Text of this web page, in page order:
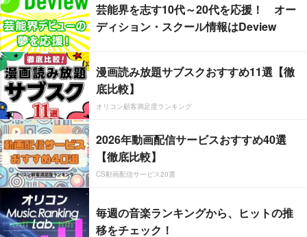
芸能界を志す10代～20代を応援！ オー
ディション・スクール情報はDeview
漫画読み放題サブスクおすすめ11選【徹
底比較】
オリコン顧客満足度ランキング
2026年動画配信サービスおすすめ40選
【徹底比較】
CS動画配信サービス20選
毎週の音楽ランキングから、ヒットの推
移をチェック！